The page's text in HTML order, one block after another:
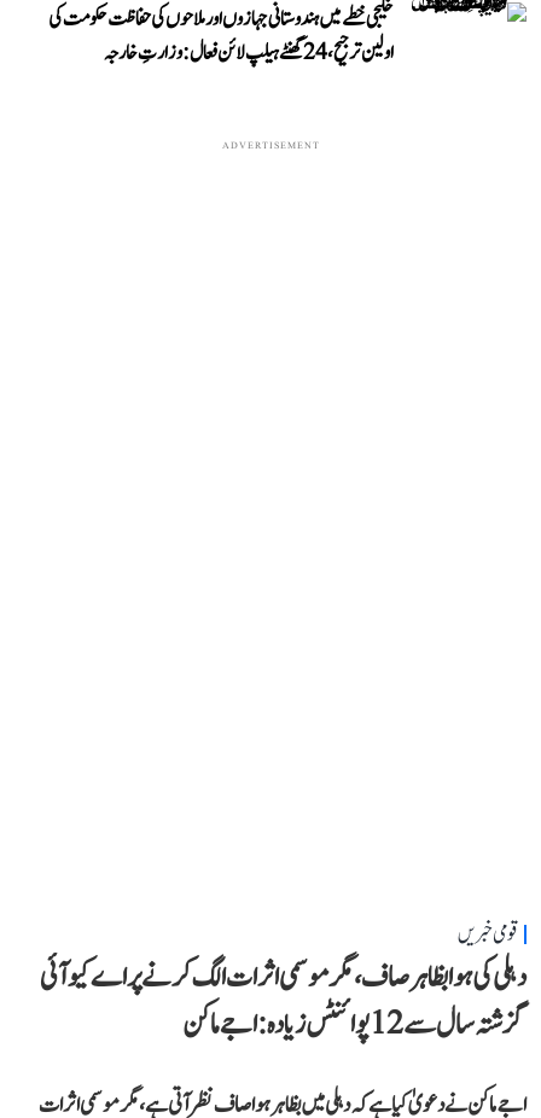
خلیجی خطے میں ہندوستانی جہازوں اور ملاحوں کی حفاظت حکومت کی
اولین ترجیح، 24 گھنٹے ہیلپ لائن فعال: وزارتِ خارجہ
ADVERTISEMENT
قومی خبریں
دہلی کی ہوا بظاہر صاف، مگر موسمی اثرات الگ کرنے پر اے کیو آئی
گزشتہ سال سے 12 پوائنٹس زیادہ: اجے ماکن
اجے ماکن نے دعویٰ کیا ہے کہ دہلی میں بظاہر ہوا صاف نظر آتی ہے، مگر موسمی اثرات